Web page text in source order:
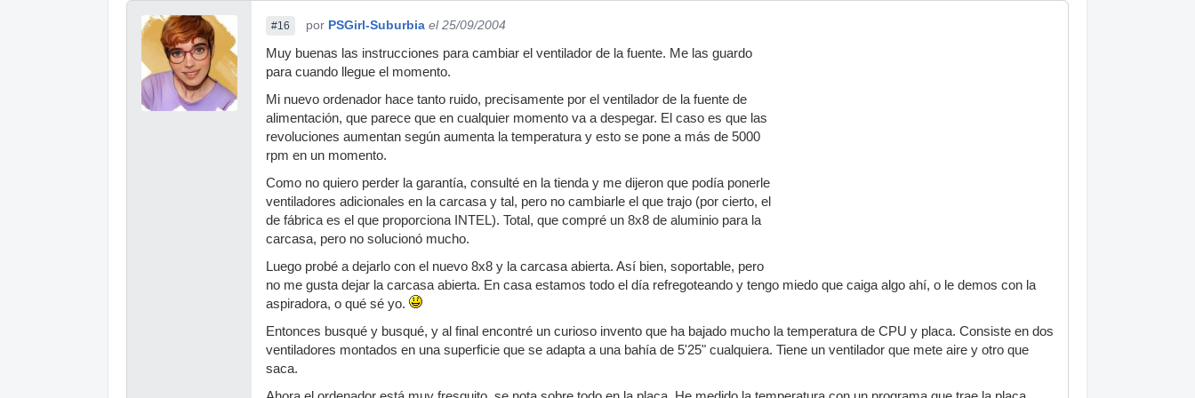
#16 por PSGirl-Suburbia el 25/09/2004
Muy buenas las instrucciones para cambiar el ventilador de la fuente. Me las guardo
para cuando llegue el momento.
Mi nuevo ordenador hace tanto ruido, precisamente por el ventilador de la fuente de
alimentación, que parece que en cualquier momento va a despegar. El caso es que las
revoluciones aumentan según aumenta la temperatura y esto se pone a más de 5000
rpm en un momento.
Como no quiero perder la garantía, consulté en la tienda y me dijeron que podía ponerle
ventiladores adicionales en la carcasa y tal, pero no cambiarle el que trajo (por cierto, el
de fábrica es el que proporciona INTEL). Total, que compré un 8x8 de aluminio para la
carcasa, pero no solucionó mucho.
Luego probé a dejarlo con el nuevo 8x8 y la carcasa abierta. Así bien, soportable, pero
no me gusta dejar la carcasa abierta. En casa estamos todo el día refregoteando y tengo miedo que caiga algo ahí, o le demos con la
aspiradora, o qué sé yo.
Entonces busqué y busqué, y al final encontré un curioso invento que ha bajado mucho la temperatura de CPU y placa. Consiste en dos
ventiladores montados en una superficie que se adapta a una bahía de 5'25" cualquiera. Tiene un ventilador que mete aire y otro que
saca.